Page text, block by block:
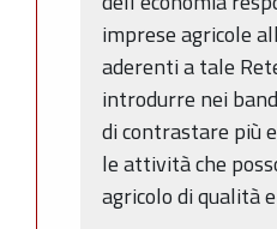
imprese agricole
aderenti a tale
introdurre nei
di contrastare più
le attività che
agricolo di qualità